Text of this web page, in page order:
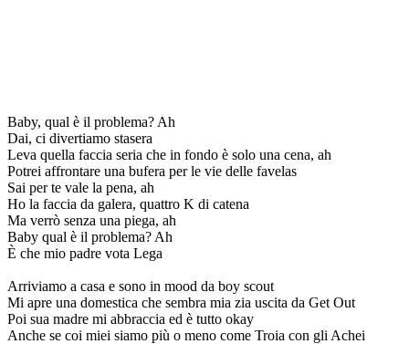
Baby, qual è il problema? Ah
Dai, ci divertiamo stasera
Leva quella faccia seria che in fondo è solo una cena, ah
Potrei affrontare una bufera per le vie delle favelas
Sai per te vale la pena, ah
Ho la faccia da galera, quattro K di catena
Ma verrò senza una piega, ah
Baby qual è il problema? Ah
È che mio padre vota Lega
Arriviamo a casa e sono in mood da boy scout
Mi apre una domestica che sembra mia zia uscita da Get Out
Poi sua madre mi abbraccia ed è tutto okay
Anche se coi miei siamo più o meno come Troia con gli Achei